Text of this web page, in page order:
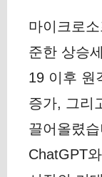
마이크로
준한 상승
19 이후 원
증가, 그리
끌어올렸
ChatGPT